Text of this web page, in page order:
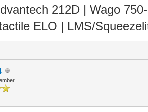
212D | Wago
ELO | LMS/